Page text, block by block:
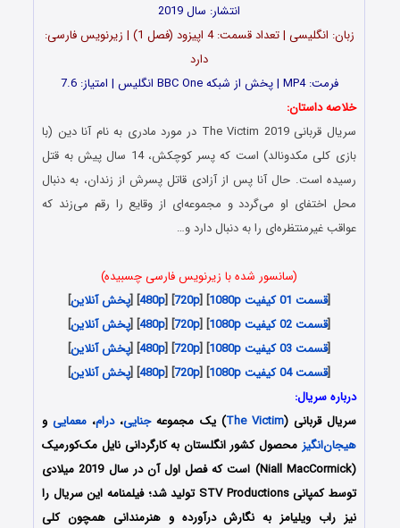
انتشار: سال 2019
زبان: انگلیسی | تعداد قسمت‌‌‌‌: 4 اپیزود (فصل 1) | زیرنویس فارسی:
دارد
فرمت: MP4 | پخش از شبکه BBC One انگلیس | امتیاز: 7.6
خلاصه داستان:
سریال قربانی The Victim 2019 در مورد مادری به نام آنا دین (با
بازی کلی مکدونالد) است که پسر کوچکش، 14 سال پیش به قتل
رسیده است. حال آنا پس از آزادی قاتل پسرش از زندان، به دنبال
محل اختفای او می‌گردد و مجموعه‌ای از وقایع را رقم می‌زند که
عواقب غیرمنتظره‌ای را به دنبال دارد و…
(سانسور شده با زیرنویس فارسی چسبیده)
[قسمت 01 کیفیت 1080p ] [
720p
] [
480p
] [پخش آنلاین]
[قسمت 02 کیفیت 1080p ] [
720p
] [
480p
] [پخش آنلاین]
[قسمت 03 کیفیت 1080p ] [
720p
] [
480p
] [پخش آنلاین]
[قسمت 04 کیفیت 1080p ] [
720p
] [
480p
] [پخش آنلاین]
درباره سریال:
سریال قربانی (The Victim) یک مجموعهجنایی،درام، معماییو
هیجان‌انگیز محصول کشور انگلستان به کارگردانی نایل مک‌کورمیک
(Niall MacCormick) است که فصل اول آن در سال 2019 میلادی
توسط کمپانی STV Productions تولید شد؛ فیلمنامه این سریال را
نیز راب ویلیامز به نگارش درآورده و هنرمندانی همچون کلی